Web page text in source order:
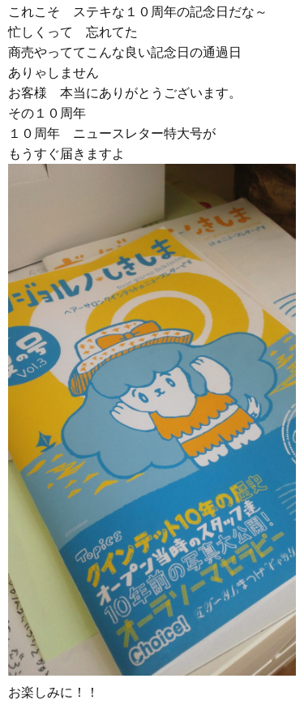
これこそ ステキな１０周年の記念日だな～
忙しくって 忘れてた
商売やっててこんな良い記念日の通過日
ありゃしません
お客様 本当にありがとうございます。
その１０周年
１０周年 ニュースレター特大号が
もうすぐ届きますよ
お楽しみに！！